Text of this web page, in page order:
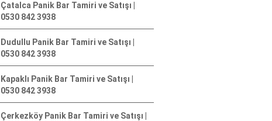
Çatalca Panik Bar Tamiri ve Satışı |
0530 842 3938
Dudullu Panik Bar Tamiri ve Satışı |
0530 842 3938
Kapaklı Panik Bar Tamiri ve Satışı |
0530 842 3938
Çerkezköy Panik Bar Tamiri ve Satışı |